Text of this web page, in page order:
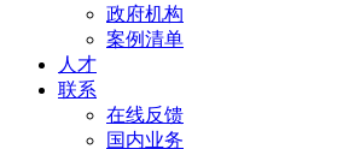
政府机构
案例清单
人才
联系
在线反馈
国内业务